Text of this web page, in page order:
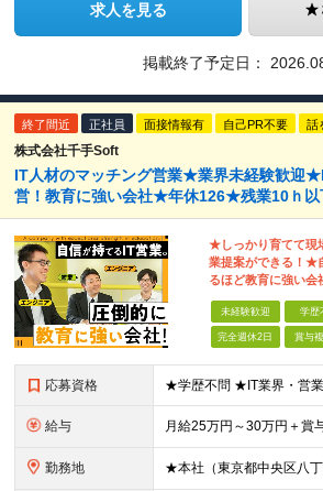
求人を見る
掲載終了予定日：
終了間近 正社員 面接情報有 自己PR不要 話
株式会社千手Soft
IT人材のマッチング営業★業界未経験歓迎
営！教育に強い会社★年休126★残業10ｈ以
★しっかり育てて現
業提案ができる！★
るほど教育に強い会
未経験歓迎 学歴
完全週休2日 賞与
応募資格
給与
勤務地